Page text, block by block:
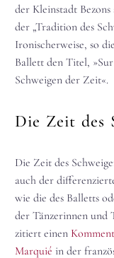
der Kleinstadt
der „Tradition des
Ironischerweise, so
Ballett den Titel,
Schweigen der Zeit«.
Die Zeit des
Die Zeit des
auch der
wie die des Balletts
der Tänzerinnen und
zitiert einen
Marquié in der